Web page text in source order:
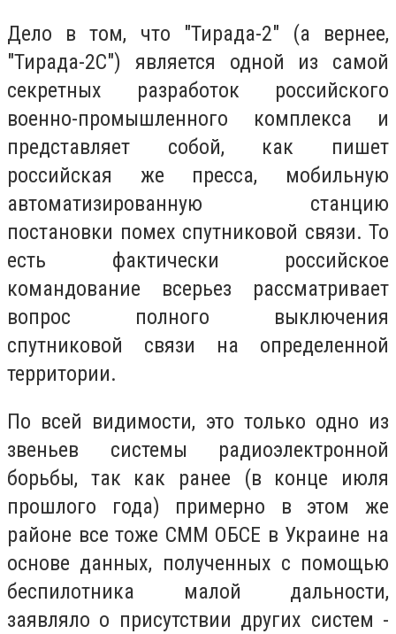
Дело в том, что "Тирада-2" (а вернее,
"Тирада-2С") является одной из самой
секретных разработок российского
военно-промышленного комплекса и
представляет собой, как пишет
российская же пресса, мобильную
автоматизированную станцию
постановки помех спутниковой связи. То
есть фактически российское
командование всерьез рассматривает
вопрос полного выключения
спутниковой связи на определенной
территории.
По всей видимости, это только одно из
звеньев системы радиоэлектронной
борьбы, так как ранее (в конце июля
прошлого года) примерно в этом же
районе все тоже СММ ОБСЕ в Украине на
основе данных, полученных с помощью
беспилотника малой дальности,
заявляло о присутствии других систем -